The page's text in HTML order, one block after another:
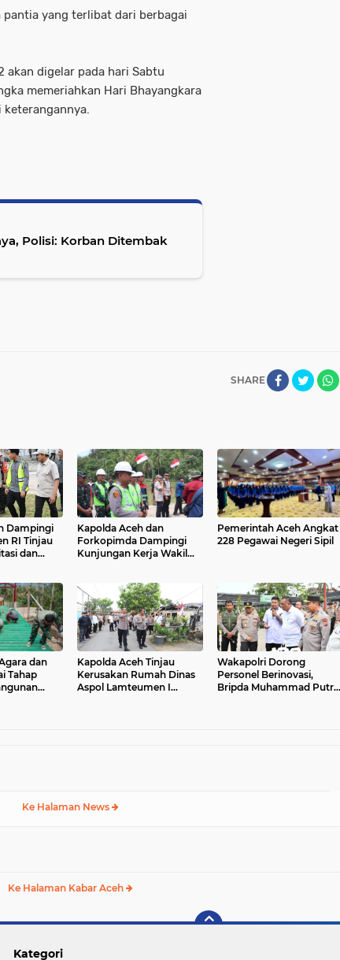
pantia yang terlibat dari berbagai
akan digelar pada hari Sabtu
memeriahkan Hari Bhayangkara
keterangannya.
Polisi: Korban Ditembak
SHARE
Dampingi
RI Tinjau
dan
Lues
Kapolda Aceh dan
Forkopimda Dampingi
Kunjungan Kerja Wakil
Aceh Tengah
Pemerintah Aceh Angkat
228 Pegawai Negeri Sipil
dan
Tahap
Kapolda Aceh Tinjau
Kerusakan Rumah Dinas
Aspol Lamteumen I
Wakapolri Dorong
Personel Berinovasi,
Bripda Muhammad Putra
Ke Halaman News
Ke Halaman Kabar Aceh
Kategori